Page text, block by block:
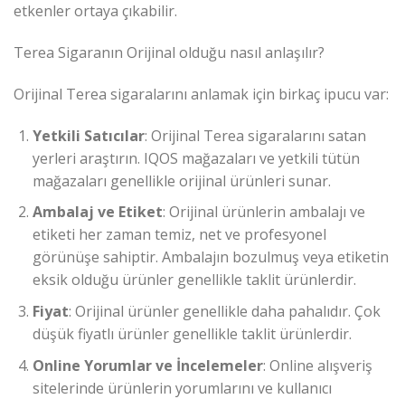
etkenler ortaya çıkabilir.
Terea Sigaranın Orijinal olduğu nasıl anlaşılır?
Orijinal Terea sigaralarını anlamak için birkaç ipucu var:
Yetkili Satıcılar: Orijinal Terea sigaralarını satan
yerleri araştırın. IQOS mağazaları ve yetkili tütün
mağazaları genellikle orijinal ürünleri sunar.
Ambalaj ve Etiket: Orijinal ürünlerin ambalajı ve
etiketi her zaman temiz, net ve profesyonel
görünüşe sahiptir. Ambalajın bozulmuş veya etiketin
eksik olduğu ürünler genellikle taklit ürünlerdir.
Fiyat: Orijinal ürünler genellikle daha pahalıdır. Çok
düşük fiyatlı ürünler genellikle taklit ürünlerdir.
Online Yorumlar ve İncelemeler: Online alışveriş
sitelerinde ürünlerin yorumlarını ve kullanıcı